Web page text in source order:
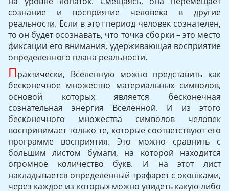
сознание и восприятие человека в другие
реальности. Если в этот период человек сознателен,
то он будет осознавать, что точка сборки – это место
фиксации его внимания, удерживающая восприятие
определенного плана реальности.
Практически, Вселенную можно представить как
бесконечное множество материальных символов,
основой которых является бесконечная
сознательная энергия Вселенной. И из этого
бесконечного множества символов человек
воспринимает только те, которые соответствуют его
программе восприятия. Это можно сравнить с
большим листом бумаги, на которой находится
огромное количество букв. И на этот лист
накладывается определенный трафарет с окошками,
через каждое из которых можно увидеть какую-либо